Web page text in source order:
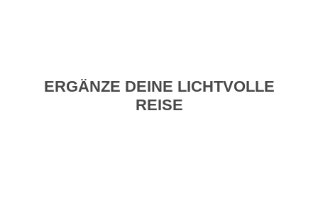
ERGÄNZE DEINE LICHTVOLLE
REISE